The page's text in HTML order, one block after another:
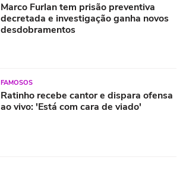
Marco Furlan tem prisão preventiva
decretada e investigação ganha novos
desdobramentos
FAMOSOS
Ratinho recebe cantor e dispara ofensa
ao vivo: 'Está com cara de viado'